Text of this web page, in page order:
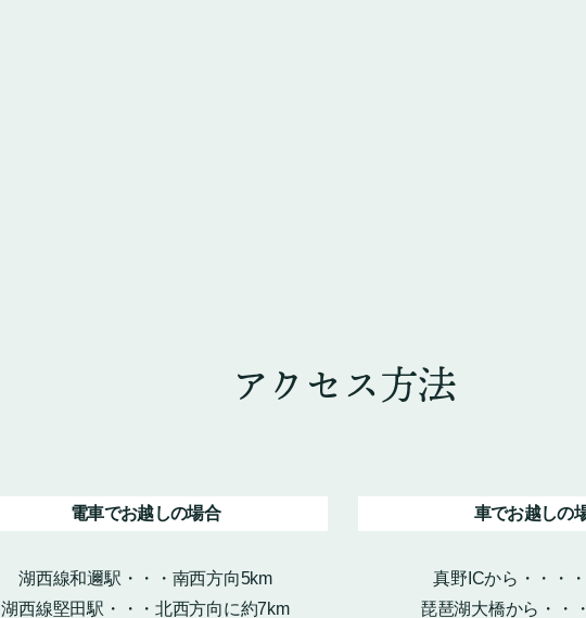
アクセス方法
電車でお越しの場合
湖西線和邇駅・・・南西方向5km
湖西線堅田駅・・・北西方向に約7km
車でお越しの
真野ICから・・・
琵琶湖大橋から・・